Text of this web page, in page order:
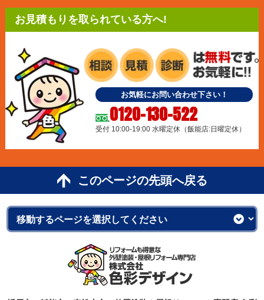
お見積もりを取られている方へ!
お気軽にお問い合わせ下さい！
0120-130-522
受付 10:00-19:00 水曜定休（飯能店:日曜定休）
このページの先頭へ戻る